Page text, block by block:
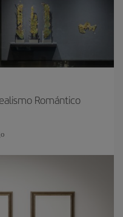
Romántico